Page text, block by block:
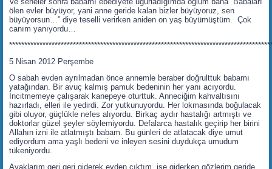
ölen evler büyüyor, yani anne geride kalan bizler büyüyoruz, sen
büyüyorsun…” diye teselli verirken aniden on yaş büyümüştüm. Çok
canım yanıyordu…
5 Nisan 2012 Perşembe
O sabah evden ayrılmadan önce annemle beraber doğrulttuk babamı
yatağından. Bir avuç kalmış pamuk bedeninin her yanı acıyordu.
İncitmemeye çalışarak kanepeye oturttuk. Anneciğim kahvaltısını
hazırladı, elleri ile yedirdi. Zor yutkunuyordu. Her lokmasında boğulacak
gibi oluyor, güçlükle nefes alıyordu. Birkaç aydır hastalığı artmıştı ve
doktorlar güzel şeyler söylemiyordu. Defalarca hastalık geçirip her birini
Allahın izni ile atlatmıştı babam. Bu günleri de atlatacak diye umut
ediyordum ama yaşlı bedeni ve inleyen sesini duydukça umudum
tükeniyordu.
Ayaklarım geri geri giderek evden çıktım, işe giderken gözlerim geride